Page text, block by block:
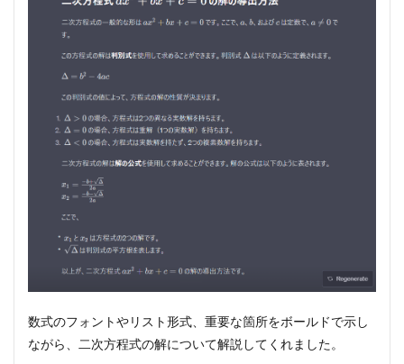
数式のフォントやリスト形式、重要な箇所をボールドで示し
ながら、二次方程式の解について解説してくれました。